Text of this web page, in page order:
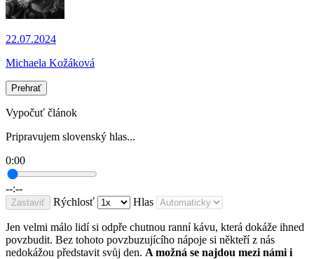
22.07.2024
Michaela Kožáková
Prehrať
Vypočuť článok
Pripravujem slovenský hlas...
0:00
--:--
Zastaviť Rýchlosť Hlas
Jen velmi málo lidí si odpře chutnou ranní kávu, která dokáže ihned
povzbudit. Bez tohoto povzbuzujícího nápoje si někteří z nás
nedokážou představit svůj den. A možná se najdou mezi námi i